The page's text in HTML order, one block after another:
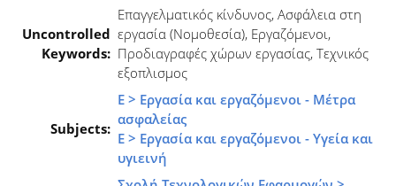
Uncontrolled
Keywords:
Επαγγελματικός κίνδυνος, Ασφάλεια στη
εργασία (Νομοθεσία), Εργαζόμενοι,
Προδιαγραφές χώρων εργασίας, Τεχνικός
εξοπλισμος
Subjects:
Ε > Εργασία και εργαζόμενοι - Μέτρα
ασφαλείας
Ε > Εργασία και εργαζόμενοι - Υγεία και
υγιεινή